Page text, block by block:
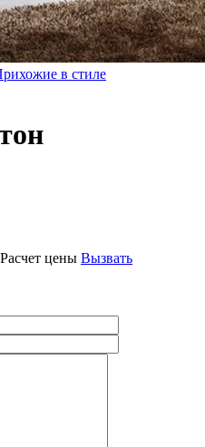
в стиле
Расчет цены Вызвать